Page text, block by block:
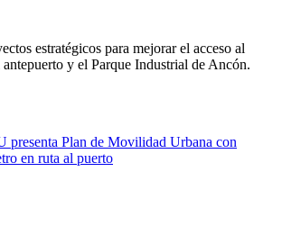
estratégicos para mejorar el acceso al
y el Parque Industrial de Ancón.